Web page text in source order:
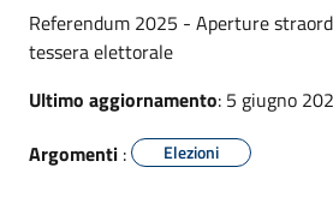
Referendum 2025 - Aperture
tessera elettorale
Ultimo aggiornamento: 5 giugno
Argomenti : Elezioni